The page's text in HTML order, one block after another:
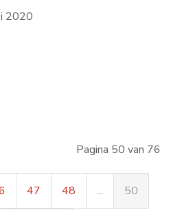
2020
Pagina 50 van 76
47 48 ... 50